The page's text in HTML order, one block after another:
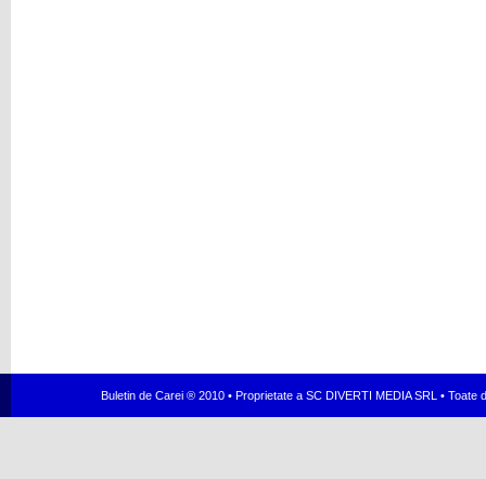
Buletin de Carei ® 2010 • Proprietate a SC DIVERTI MEDIA SRL •